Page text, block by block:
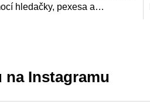
hledačky, pexesa a
na Instagramu